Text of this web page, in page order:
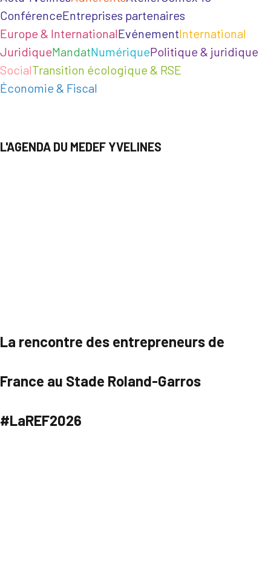
ConférenceEntreprises partenaires
Europe & InternationalEvénementInternational
JuridiqueMandatNumériquePolitique & juridique
SocialTransition écologique & RSE
Économie & Fiscal
L'AGENDA DU MEDEF YVELINES
La rencontre des entrepreneurs de
France au Stade Roland-Garros
#LaREF2026